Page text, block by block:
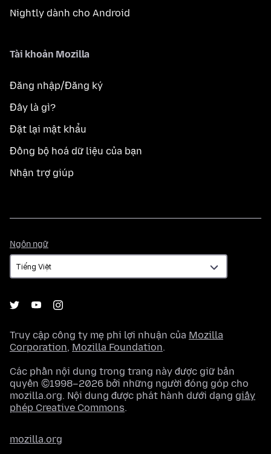
Nightly dành cho Android
Tài khoản Mozilla
Đăng nhập/Đăng ký
Đây là gì?
Đặt lại mật khẩu
Đồng bộ hoá dữ liệu của bạn
Nhận trợ giúp
Ngôn ngữ
ngữ
Truy cập công ty mẹ phi lợi nhuận của Mozilla
Corporation, Mozilla Foundation.
Các phần nội dung trong trang này được giữ bản
quyền ©1998–2026 bởi những người đóng góp cho
mozilla.org. Nội dung được phát hành dưới dạng giấy
phép Creative Commons.
mozilla.org